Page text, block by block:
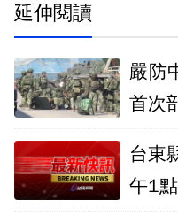
延伸閱讀
嚴防
首次
台東
午1